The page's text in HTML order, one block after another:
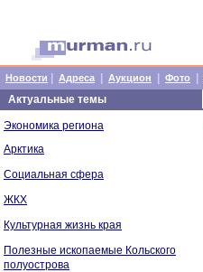
Новости Адреса Аукцион Фото
Актуальные темы
Экономика региона
Арктика
Социальная сфера
ЖКХ
Культурная жизнь края
Полезные ископаемые Кольского
полуострова